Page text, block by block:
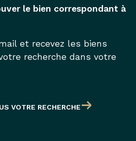
le bien correspondant à
et recevez les biens
recherche dans votre
VOTRE RECHERCHE